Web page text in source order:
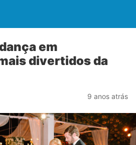
em
divertidos da
9 anos atrás